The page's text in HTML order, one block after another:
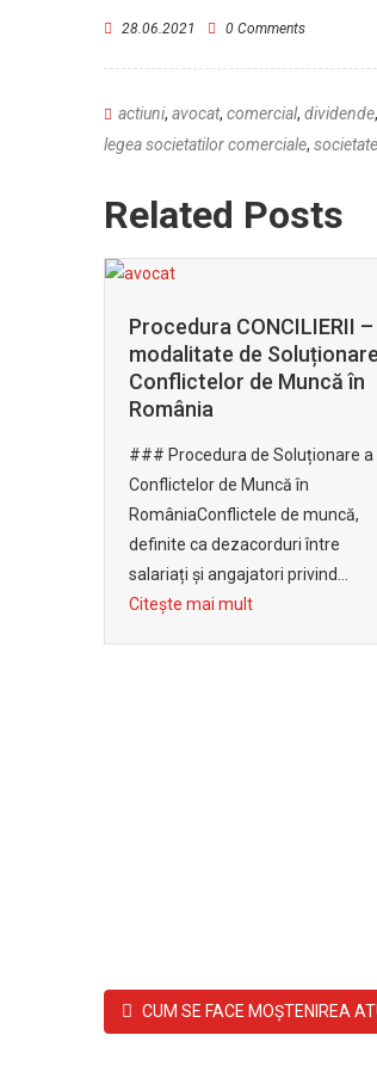
28.06.2021 0 Comments
actiuni, avocat, comercial, dividende,
legea societatilor comerciale,
Related Posts
pentru debitorii aflați în
stare de dificultate
financiară
a fost introdus prin Legea nr.
216/2022 detaliază procedura
acordului de restructurare pentru
debitorii...
Citește mai mult
CUM SE FACE MOŞTENIREA